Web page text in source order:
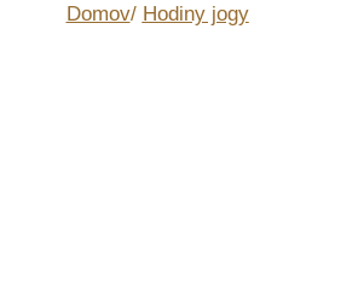
Domov/ Hodiny jogy